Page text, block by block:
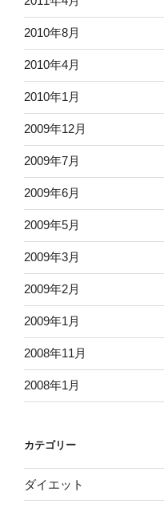
2010年8月
2010年4月
2010年1月
2009年12月
2009年7月
2009年6月
2009年5月
2009年3月
2009年2月
2009年1月
2008年11月
2008年1月
カテゴリー
ダイエット